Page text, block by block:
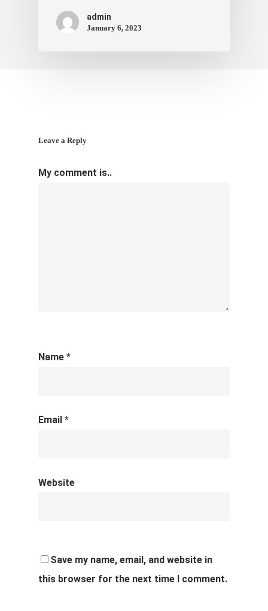
admin
January 6, 2023
Leave a Reply
My comment is..
Name *
Email *
Website
Save my name, email, and website in
this browser for the next time I comment.